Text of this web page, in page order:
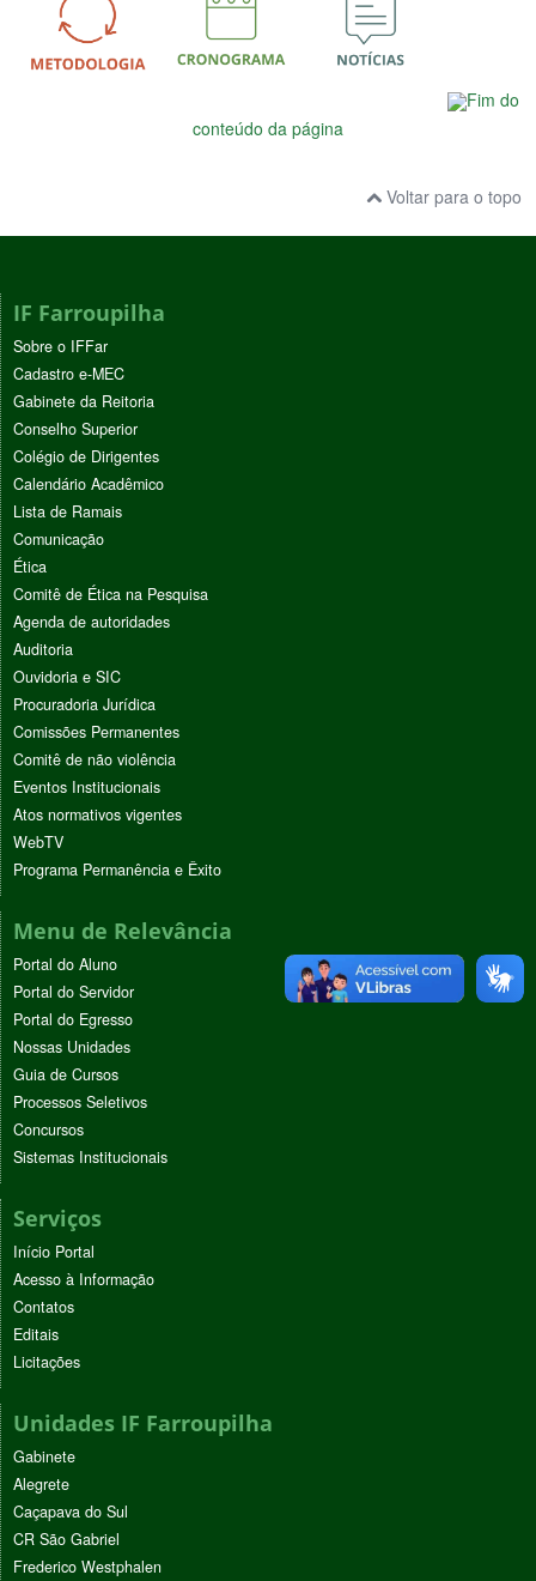
Fim do
conteúdo da página
Voltar para o topo
IF Farroupilha
Sobre o IFFar
Cadastro e-MEC
Gabinete da Reitoria
Conselho Superior
Colégio de Dirigentes
Calendário Acadêmico
Lista de Ramais
Comunicação
Ética
Comitê de Ética na Pesquisa
Agenda de autoridades
Auditoria
Ouvidoria e SIC
Procuradoria Jurídica
Comissões Permanentes
Comitê de não violência
Eventos Institucionais
Atos normativos vigentes
WebTV
Programa Permanência e Êxito
Menu de Relevância
Portal do Aluno
Portal do Servidor
Portal do Egresso
Nossas Unidades
Guia de Cursos
Processos Seletivos
Concursos
Sistemas Institucionais
Serviços
Início Portal
Acesso à Informação
Contatos
Editais
Licitações
Unidades IF Farroupilha
Gabinete
Alegrete
Caçapava do Sul
CR São Gabriel
Frederico Westphalen